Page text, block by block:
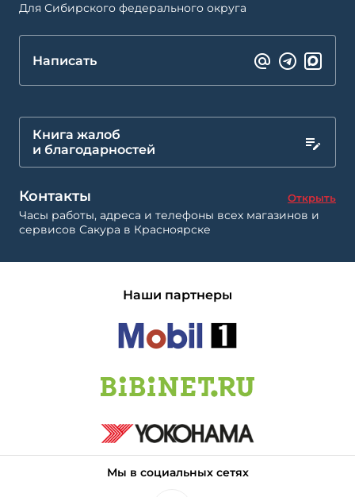
Для Сибирского федерального округа
Написать
Книга жалоб
и благодарностей
Контакты Открыть
Часы работы, адреса и телефоны всех магазинов и
сервисов Сакура в Красноярске
Наши партнеры
Мы в социальных сетях